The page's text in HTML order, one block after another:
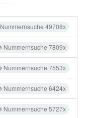
Nummernsuche 49708x
Nummernsuche 7809x
Nummernsuche 7553x
Nummernsuche 6424x
Nummernsuche 5727x